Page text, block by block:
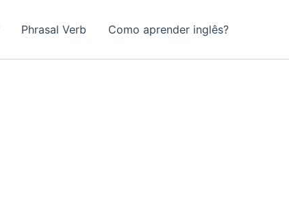
Phrasal Verb Como aprender inglês?